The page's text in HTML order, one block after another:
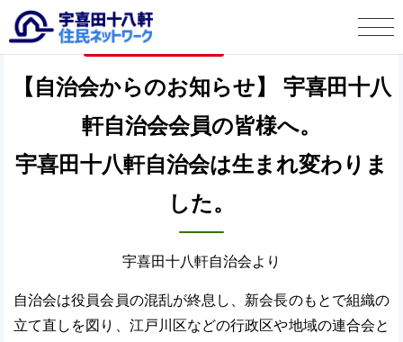
宇喜田十八軒 住民ネットワークとは
この人に聞く
宇喜田十八軒自治会より
【自治会からのお知らせ】 宇喜田十八
軒自治会会員の皆様へ。
宇喜田十八軒自治会は生まれ変わりま
した。
宇喜田十八軒自治会より
自治会は役員会員の混乱が終息し、新会長のもとで組織の
立て直しを図り、江戸川区などの行政区や地域の連合会と